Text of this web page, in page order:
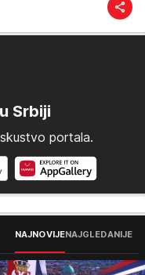
Srbiji
portala.
NAJNOVIJENAJGLEDANIJE